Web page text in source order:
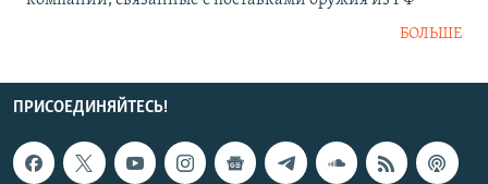
БОЛЬШЕ
ПРИСОЕДИНЯЙТЕСЬ!